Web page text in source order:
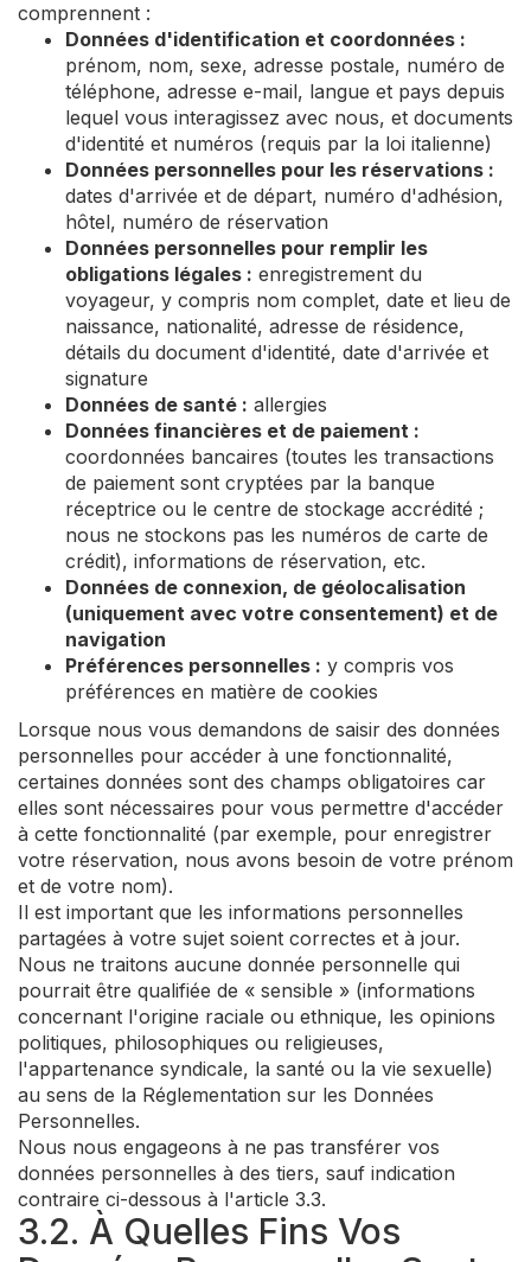
comprennent :
Données d'identification et coordonnées :
prénom, nom, sexe, adresse postale, numéro de
téléphone, adresse e-mail, langue et pays depuis
lequel vous interagissez avec nous, et documents
d'identité et numéros (requis par la loi italienne)
Données personnelles pour les réservations :
dates d'arrivée et de départ, numéro d'adhésion,
hôtel, numéro de réservation
Données personnelles pour remplir les
obligations légales : enregistrement du
voyageur, y compris nom complet, date et lieu de
naissance, nationalité, adresse de résidence,
détails du document d'identité, date d'arrivée et
signature
Données de santé : allergies
Données financières et de paiement :
coordonnées bancaires (toutes les transactions
de paiement sont cryptées par la banque
réceptrice ou le centre de stockage accrédité ;
nous ne stockons pas les numéros de carte de
crédit), informations de réservation, etc.
Données de connexion, de géolocalisation
(uniquement avec votre consentement) et de
navigation
Préférences personnelles : y compris vos
préférences en matière de cookies
Lorsque nous vous demandons de saisir des données
personnelles pour accéder à une fonctionnalité,
certaines données sont des champs obligatoires car
elles sont nécessaires pour vous permettre d'accéder
à cette fonctionnalité (par exemple, pour enregistrer
votre réservation, nous avons besoin de votre prénom
et de votre nom).
Il est important que les informations personnelles
partagées à votre sujet soient correctes et à jour.
Nous ne traitons aucune donnée personnelle qui
pourrait être qualifiée de « sensible » (informations
concernant l'origine raciale ou ethnique, les opinions
politiques, philosophiques ou religieuses,
l'appartenance syndicale, la santé ou la vie sexuelle)
au sens de la Réglementation sur les Données
Personnelles.
Nous nous engageons à ne pas transférer vos
données personnelles à des tiers, sauf indication
contraire ci-dessous à l'article 3.3.
3.2. À Quelles Fins Vos